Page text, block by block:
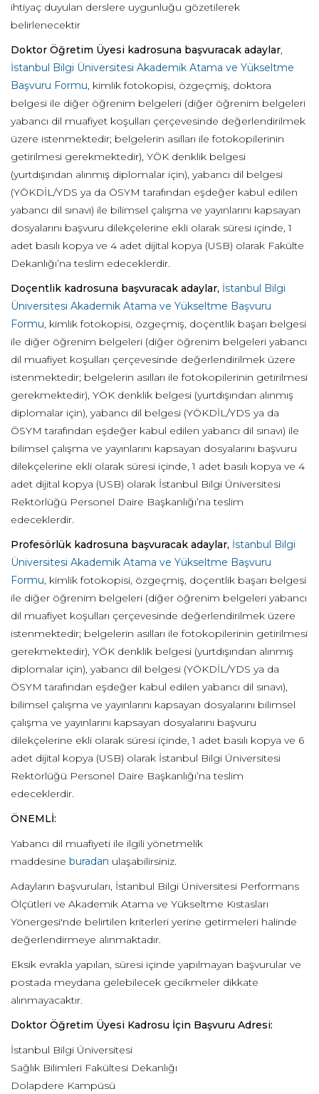
ihtiyaç duyulan derslere uygunluğu gözetilerek
belirlenecektir
Doktor Öğretim Üyesi kadrosuna başvuracak adaylar,
İstanbul Bilgi Üniversitesi Akademik Atama ve Yükseltme
Başvuru Formu, kimlik fotokopisi, özgeçmiş, doktora
belgesi ile diğer öğrenim belgeleri (diğer öğrenim belgeleri
yabancı dil muafiyet koşulları çerçevesinde değerlendirilmek
üzere istenmektedir; belgelerin asılları ile fotokopilerinin
getirilmesi gerekmektedir), YÖK denklik belgesi
(yurtdışından alınmış diplomalar için), yabancı dil belgesi
(YÖKDİL/YDS ya da ÖSYM tarafından eşdeğer kabul edilen
yabancı dil sınavı) ile bilimsel çalışma ve yayınlarını kapsayan
dosyalarını başvuru dilekçelerine ekli olarak süresi içinde, 1
adet basılı kopya ve 4 adet dijital kopya (USB) olarak Fakülte
Dekanlığı’na teslim edeceklerdir.
Doçentlik kadrosuna başvuracak adaylar, İstanbul Bilgi
Üniversitesi Akademik Atama ve Yükseltme Başvuru
Formu, kimlik fotokopisi, özgeçmiş, doçentlik başarı belgesi
ile diğer öğrenim belgeleri (diğer öğrenim belgeleri yabancı
dil muafiyet koşulları çerçevesinde değerlendirilmek üzere
istenmektedir; belgelerin asılları ile fotokopilerinin getirilmesi
gerekmektedir), YÖK denklik belgesi (yurtdışından alınmış
diplomalar için), yabancı dil belgesi (YÖKDİL/YDS ya da
ÖSYM tarafından eşdeğer kabul edilen yabancı dil sınavı) ile
bilimsel çalışma ve yayınlarını kapsayan dosyalarını başvuru
dilekçelerine ekli olarak süresi içinde, 1 adet basılı kopya ve 4
adet dijital kopya (USB) olarak İstanbul Bilgi Üniversitesi
Rektörlüğü Personel Daire Başkanlığı’na teslim
edeceklerdir.
Profesörlük kadrosuna başvuracak adaylar, İstanbul Bilgi
Üniversitesi Akademik Atama ve Yükseltme Başvuru
Formu, kimlik fotokopisi, özgeçmiş, doçentlik başarı belgesi
ile diğer öğrenim belgeleri (diğer öğrenim belgeleri yabancı
dil muafiyet koşulları çerçevesinde değerlendirilmek üzere
istenmektedir; belgelerin asılları ile fotokopilerinin getirilmesi
gerekmektedir), YÖK denklik belgesi (yurtdışından alınmış
diplomalar için), yabancı dil belgesi (YÖKDİL/YDS ya da
ÖSYM tarafından eşdeğer kabul edilen yabancı dil sınavı),
bilimsel çalışma ve yayınlarını kapsayan dosyalarını bilimsel
çalışma ve yayınlarını kapsayan dosyalarını başvuru
dilekçelerine ekli olarak süresi içinde, 1 adet basılı kopya ve 6
adet dijital kopya (USB) olarak İstanbul Bilgi Üniversitesi
Rektörlüğü Personel Daire Başkanlığı’na teslim
edeceklerdir.
ÖNEMLİ:
Yabancı dil muafiyeti ile ilgili yönetmelik
maddesine buradan ulaşabilirsiniz.
Adayların başvuruları, İstanbul Bilgi Üniversitesi Performans
Ölçütleri ve Akademik Atama ve Yükseltme Kıstasları
Yönergesi'nde belirtilen kriterleri yerine getirmeleri halinde
değerlendirmeye alınmaktadır.
Eksik evrakla yapılan, süresi içinde yapılmayan başvurular ve
postada meydana gelebilecek gecikmeler dikkate
alınmayacaktır.
Doktor Öğretim Üyesi Kadrosu İçin Başvuru Adresi:
İstanbul Bilgi Üniversitesi
Sağlık Bilimleri Fakültesi Dekanlığı
Dolapdere Kampüsü